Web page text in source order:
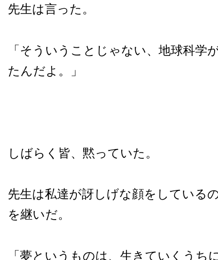
先生は言った。
「そういうことじゃない、地球科学
たんだよ。」
しばらく皆、黙っていた。
先生は私達が訝しげな顔をしている
を継いだ。
「夢というものは、生きていくうち